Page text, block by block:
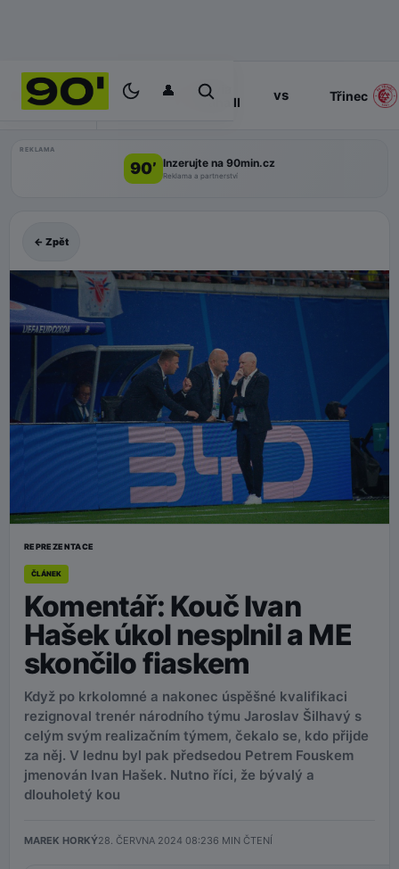
👤
PROGRAM 17:00
Slavia
Praha II
vs Třinec
REKLAMA
90’ Inzerujte na 90min.cz
Reklama a partnerství
← Zpět
REPREZENTACE
ČLÁNEK
Komentář: Kouč Ivan
Hašek úkol nesplnil a ME
skončilo fiaskem
Když po krkolomné a nakonec úspěšné kvalifikaci
rezignoval trenér národního týmu Jaroslav Šilhavý s
celým svým realizačním týmem, čekalo se, kdo přijde
za něj. V lednu byl pak předsedou Petrem Fouskem
jmenován Ivan Hašek. Nutno říci, že bývalý a
dlouholetý kou
MAREK HORKÝ28. ČERVNA 2024 08:236 MIN ČTENÍ